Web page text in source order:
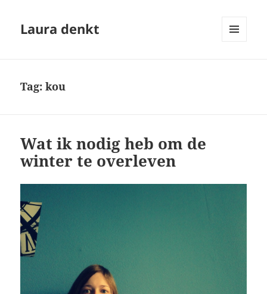
Laura denkt
Tag:kou
Wat ik nodig heb om de
winter te overleven